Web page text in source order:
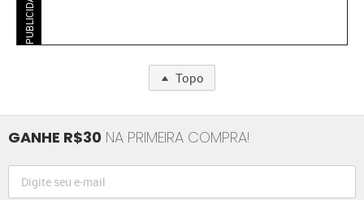
PUBLICIDADE
Topo
GANHE R$30 NA PRIMEIRA COMPRA!